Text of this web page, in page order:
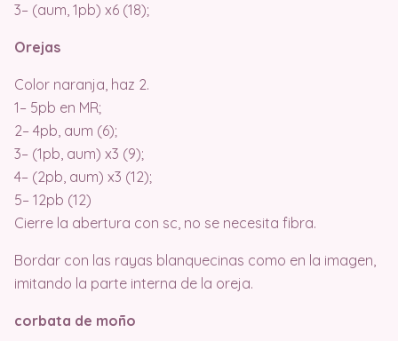
3– (aum, 1pb) x6 (18);
Orejas
Color naranja, haz 2.
1– 5pb en MR;
2– 4pb, aum (6);
3– (1pb, aum) x3 (9);
4– (2pb, aum) x3 (12);
5– 12pb (12)
Cierre la abertura con sc, no se necesita fibra.
Bordar con las rayas blanquecinas como en la imagen,
imitando la parte interna de la oreja.
corbata de moño